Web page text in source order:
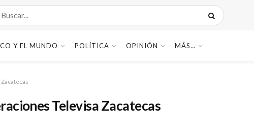
Y EL MUNDO POLÍTICA OPINIÓN MÁS…
Televisa Zacatecas